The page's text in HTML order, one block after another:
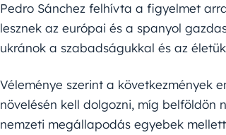
Pedro Sánchez felhívta a figyelmet
lesznek az európai és a spanyol
ukránok a szabadságukkal és az
Véleménye szerint a következmények
növelésén kell dolgozni, míg
nemzeti megállapodás egyebek